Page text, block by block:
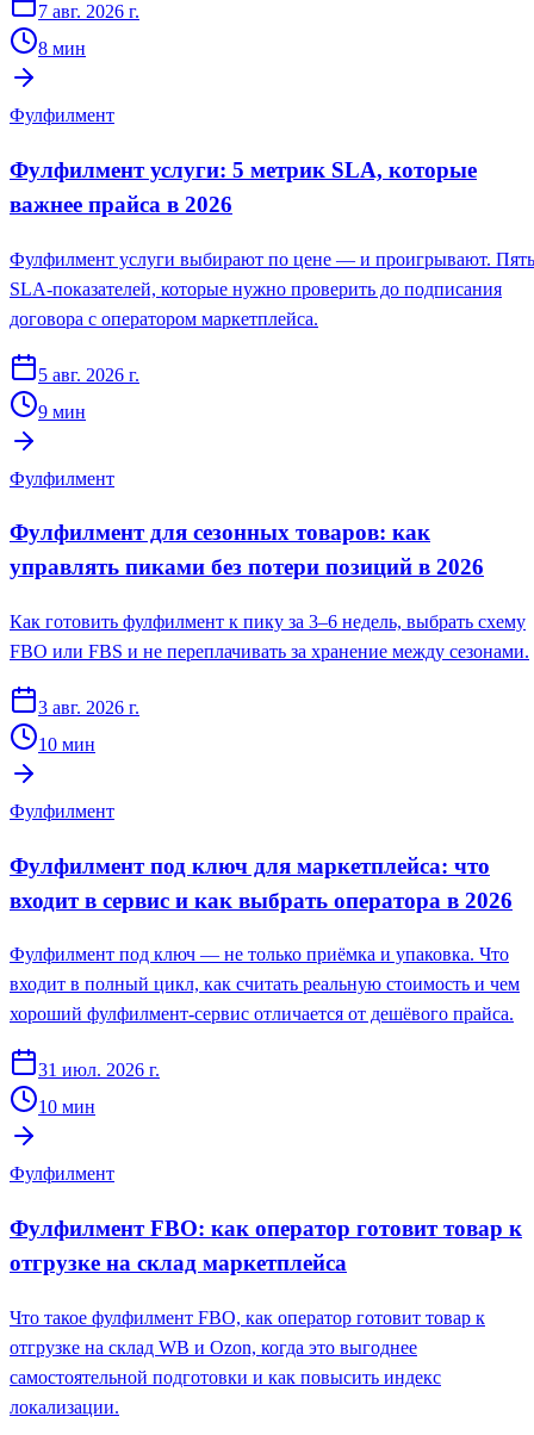
7 авг. 2026 г.
8 мин
Фулфилмент
Фулфилмент услуги: 5 метрик SLA, которые
важнее прайса в 2026
Фулфилмент услуги выбирают по цене — и проигрывают. Пять
SLA-показателей, которые нужно проверить до подписания
договора с оператором маркетплейса.
5 авг. 2026 г.
9 мин
Фулфилмент
Фулфилмент для сезонных товаров: как
управлять пиками без потери позиций в 2026
Как готовить фулфилмент к пику за 3–6 недель, выбрать схему
FBO или FBS и не переплачивать за хранение между сезонами.
3 авг. 2026 г.
10 мин
Фулфилмент
Фулфилмент под ключ для маркетплейса: что
входит в сервис и как выбрать оператора в 2026
Фулфилмент под ключ — не только приёмка и упаковка. Что
входит в полный цикл, как считать реальную стоимость и чем
хороший фулфилмент-сервис отличается от дешёвого прайса.
31 июл. 2026 г.
10 мин
Фулфилмент
Фулфилмент FBO: как оператор готовит товар к
отгрузке на склад маркетплейса
Что такое фулфилмент FBO, как оператор готовит товар к
отгрузке на склад WB и Ozon, когда это выгоднее
самостоятельной подготовки и как повысить индекс
локализации.